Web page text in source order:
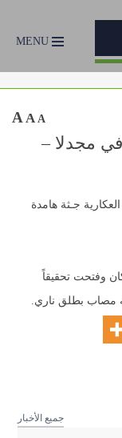
MENU
A A A
مجدلا –
جـثة هامدة
وفتحت تحقيقاً
مصاب بطلق ناري.
جميع الأخبار